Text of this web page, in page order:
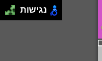
נגישות